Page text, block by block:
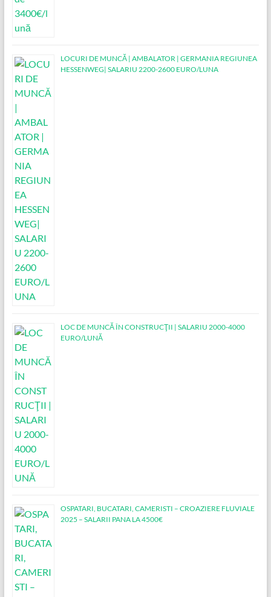
LOCURI DE MUNCĂ | AMBALATOR | GERMANIA REGIUNEA
HESSENWEG| SALARIU 2200-2600 EURO/LUNA
LOC DE MUNCĂ ÎN CONSTRUCŢII | SALARIU 2000-4000
EURO/LUNĂ
OSPATARI, BUCATARI, CAMERISTI – CROAZIERE FLUVIALE
2025 – SALARII PANA LA 4500€